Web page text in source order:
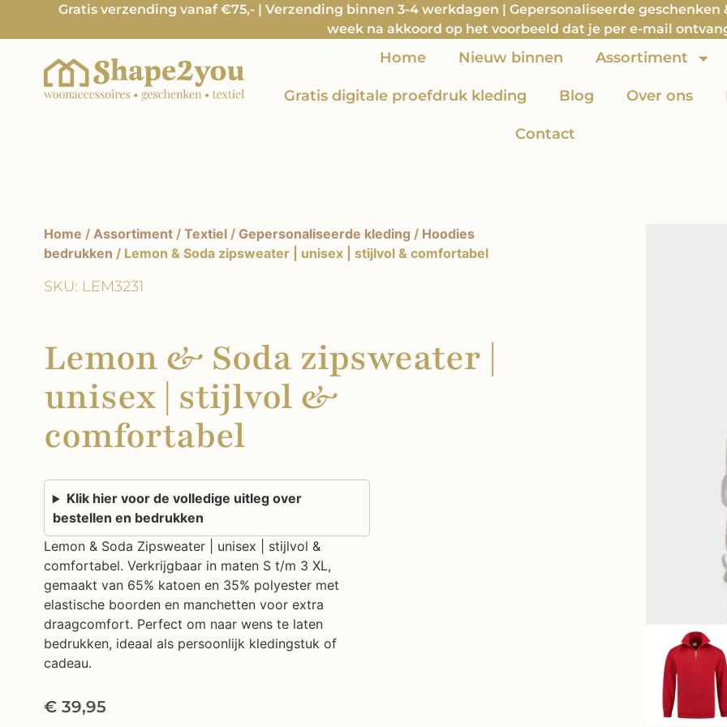
Gratis verzending vanaf €75,- | Verzending binnen 3-4 werkdagen | Gepersonaliseerde
week na akkoord op het voorbeeld dat je per e-mail
Home Nieuw binnen Assortiment
Gratis digitale proefdruk kleding Blog Over ons
Contact
Home / Assortiment/ Textiel/ Gepersonaliseerde kleding / Hoodies
bedrukken / Lemon & Soda zipsweater | unisex | stijlvol & comfortabel
SKU: LEM3231
Lemon & Soda zipsweater |
unisex | stijlvol &
comfortabel
Klik hier voor de volledige uitleg over
bestellen en bedrukken
Lemon & Soda Zipsweater | unisex | stijlvol &
comfortabel. Verkrijgbaar in maten S t/m 3 XL,
gemaakt van 65% katoen en 35% polyester met
elastische boorden en manchetten voor extra
draagcomfort. Perfect om naar wens te laten
bedrukken, ideaal als persoonlijk kledingstuk of
cadeau.
€39,95